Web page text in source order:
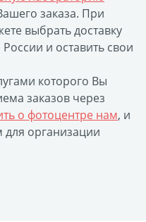
заказа. При
выбрать доставку
и оставить свои
которого Вы
заказов через
о фотоцентре нам, и
организации